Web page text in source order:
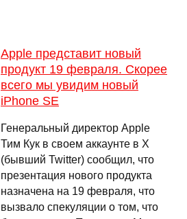
Apple представит новый
продукт 19 февраля. Скорее
всего мы увидим новый
iPhone SE
Генеральный директор Apple
Тим Кук в своем аккаунте в X
(бывший Twitter) сообщил, что
презентация нового продукта
назначена на 19 февраля, что
вызвало спекуляции о том, что